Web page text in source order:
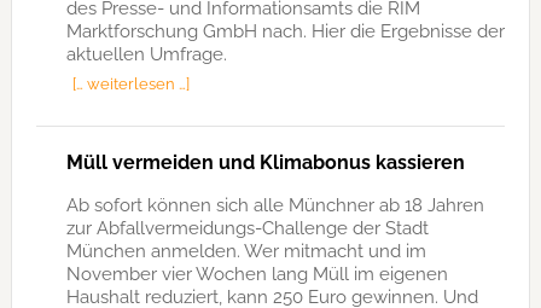
des Presse- und Informationsamts die RIM
Marktforschung GmbH nach. Hier die Ergebnisse der
aktuellen Umfrage.
[… weiterlesen …]
Müll vermeiden und Klimabonus kassieren
Ab sofort können sich alle Münchner ab 18 Jahren
zur Abfallvermeidungs-Challenge der Stadt
München anmelden. Wer mitmacht und im
November vier Wochen lang Müll im eigenen
Haushalt reduziert, kann 250 Euro gewinnen. Und